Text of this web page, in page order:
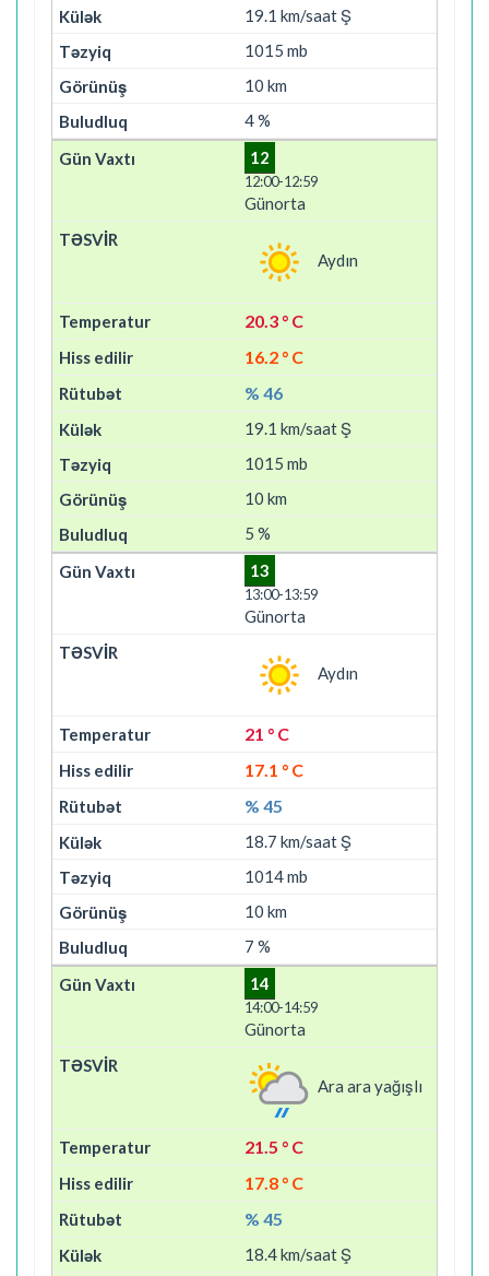
19.1 km/saat Ş
1015 mb
10 km
4 %
12
12:00-12:59
Günorta
Aydın
20.3 ° C
16.2 ° C
% 46
19.1 km/saat Ş
1015 mb
10 km
5 %
13
13:00-13:59
Günorta
Aydın
21 ° C
17.1 ° C
% 45
18.7 km/saat Ş
1014 mb
10 km
7 %
14
14:00-14:59
Günorta
Ara ara yağışlı
21.5 ° C
17.8 ° C
% 45
18.4 km/saat Ş